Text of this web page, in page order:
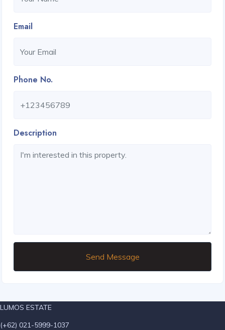
Email
Phone No.
Description
Send Message
LUMOS ESTATE
(+62) 021-5999-1037